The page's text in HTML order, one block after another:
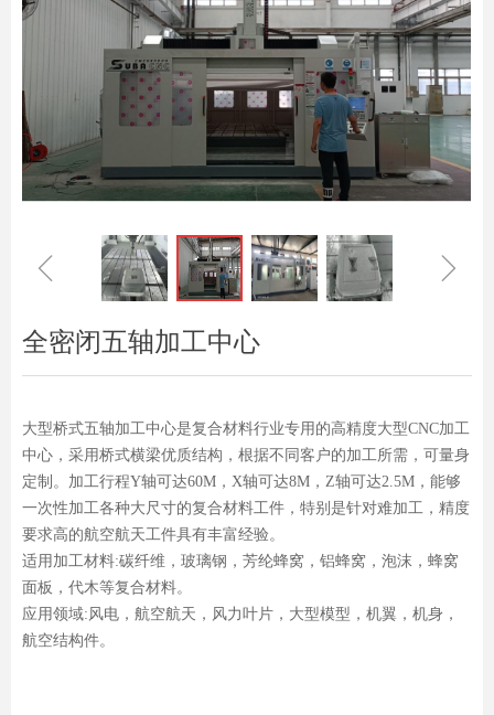
ꁆ ꁇ
全密闭五轴加工中心
大型桥式五轴加工中心是复合材料行业专用的高精度大型CNC加工
中心，采用桥式横梁优质结构，根据不同客户的加工所需，可量身
定制。加工行程Y轴可达60M，X轴可达8M，Z轴可达2.5M，能够
一次性加工各种大尺寸的复合材料工件，特别是针对难加工，精度
要求高的航空航天工件具有丰富经验。
适用加工材料:碳纤维，玻璃钢，芳纶蜂窝，铝蜂窝，泡沫，蜂窝
面板，代木等复合材料。
应用领域:风电，航空航天，风力叶片，大型模型，机翼，机身，
航空结构件。